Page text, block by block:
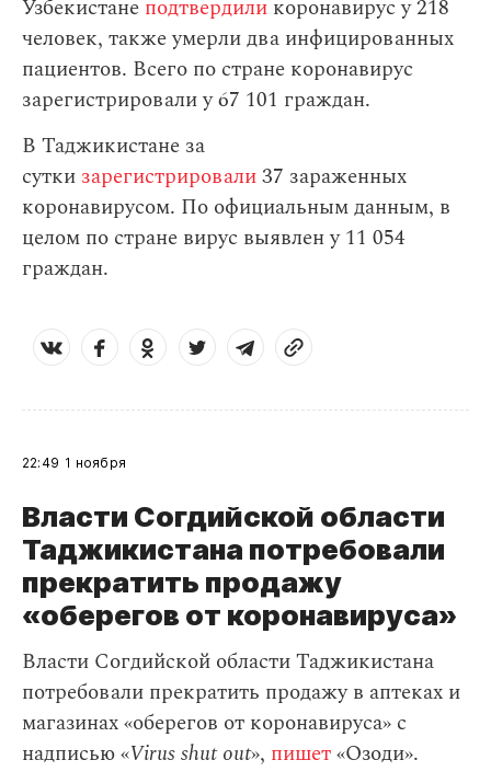
Узбекистане подтвердили коронавирус у 218
человек, также умерли два инфицированных
пациентов. Всего по стране коронавирус
зарегистрировали у 67 101 граждан.
В Таджикистане за
сутки зарегистрировали37 зараженных
коронавирусом. По официальным данным, в
целом по стране вирус выявлен у 11 054
граждан.
22:49 1 ноября
Власти Согдийской области
Таджикистана потребовали
прекратить продажу
«оберегов от коронавируса»
Власти Согдийской области Таджикистана
потребовали прекратить продажу в аптеках и
магазинах «оберегов от коронавируса» с
надписью «Virus shut out», пишет«Озоди».